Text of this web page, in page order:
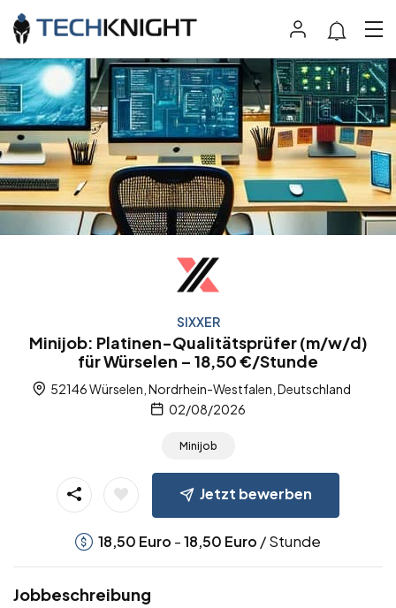
SIXXER
Minijob: Platinen-Qualitätsprüfer (m/w/d)
für Würselen – 18,50 €/Stunde
52146 Würselen, Nordrhein-Westfalen, Deutschland
02/08/2026
Minijob
Jetzt bewerben
18,50 Euro -18,50 Euro / Stunde
Jobbeschreibung